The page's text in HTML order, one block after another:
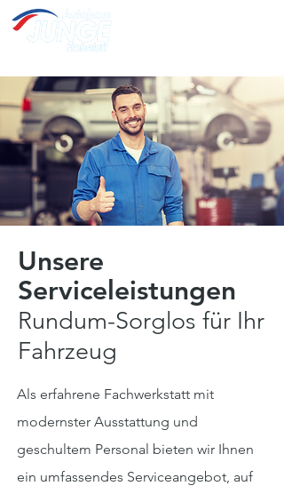
Unsere
Serviceleistungen
Rundum-Sorglos für Ihr
Fahrzeug
Als erfahrene Fachwerkstatt mit
modernster Ausstattung und
geschultem Personal bieten wir Ihnen
ein umfassendes Serviceangebot, auf